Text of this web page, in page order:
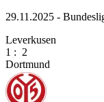
29.11.2025 -
Leverkusen
1 : 2
Dortmund